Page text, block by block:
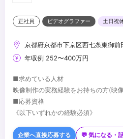
正社員 ビデオグラファー 土日祝
京都府京都市下京区西七条東御前
年収例 252〜400万円
■求めている人材
映像制作の実務経験をお持ちの方(映
■応募資格
《以下いずれかの経験必須》
・Adobe Illustrator・Photoshop等の
企業へ直接応募する 💬 気になる・